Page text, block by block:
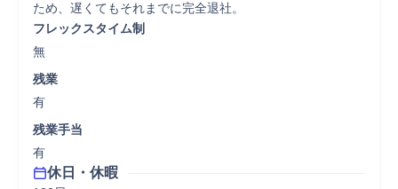
ため、遅くてもそれまでに完全退社。
フレックスタイム制
無
残業
有
残業手当
有
休日・休暇